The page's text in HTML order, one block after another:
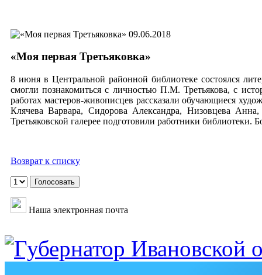
09.06.2018
«Моя первая Третьяковка»
8 июня в Центральной районной библиотеке состоялся
смогли познакомиться с личностью П.М. Третьякова, с
работах мастеров-живописцев рассказали обучающиеся
Клячева Варвара, Сидорова Александра, Низовцева
Третьяковской галерее подготовили работники библиотеки.
Возврат к списку
Наша электронная почта